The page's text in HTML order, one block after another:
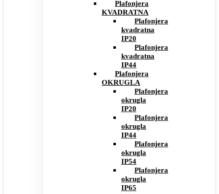
Plafonjera
KVADRATNA
Plafonjera
kvadratna
IP20
Plafonjera
kvadratna
IP44
Plafonjera
OKRUGLA
Plafonjera
okrugla
IP20
Plafonjera
okrugla
IP44
Plafonjera
okrugla
IP54
Plafonjera
okrugla
IP65